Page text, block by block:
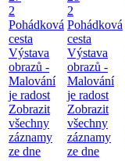
2
Pohádková
cesta
Výstava
obrazů -
Malování
je radost
Zobrazit
všechny
záznamy
ze dne
2
Pohádková
cesta
Výstava
obrazů -
Malování
je radost
Zobrazit
všechny
záznamy
ze dne